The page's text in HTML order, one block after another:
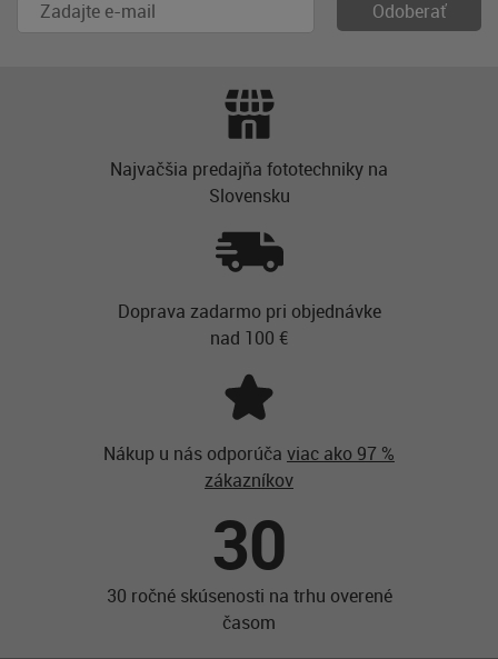
Najvačšia predajňa fototechniky na
Slovensku
Doprava zadarmo pri objednávke
nad 100 €
Nákup u nás odporúča viac ako 97 %
zákazníkov
30
30 ročné skúsenosti na trhu overené
časom